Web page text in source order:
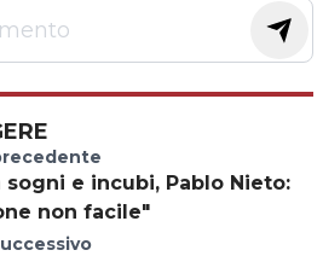
sogni e incubi, Pablo Nieto:
non facile"